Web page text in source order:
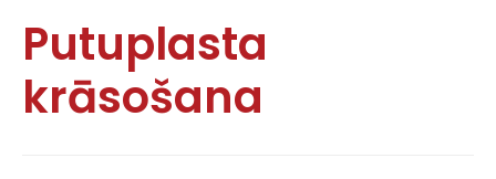
Putuplasta
krāsošana